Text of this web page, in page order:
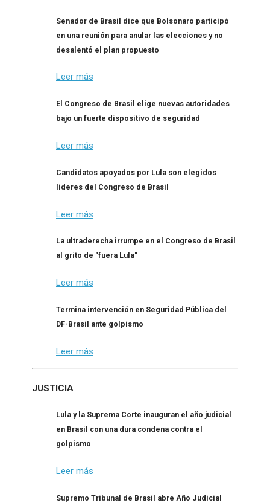
Senador de Brasil dice que Bolsonaro participó
en una reunión para anular las elecciones y no
desalentó el plan propuesto
Leer más
El Congreso de Brasil elige nuevas autoridades
bajo un fuerte dispositivo de seguridad
Leer más
Candidatos apoyados por Lula son elegidos
líderes del Congreso de Brasil
Leer más
La ultraderecha irrumpe en el Congreso de Brasil
al grito de "fuera Lula"
Leer más
Termina intervención en Seguridad Pública del
DF-Brasil ante golpismo
Leer más
JUSTICIA
Lula y la Suprema Corte inauguran el año judicial
en Brasil con una dura condena contra el
golpismo
Leer más
Supremo Tribunal de Brasil abre Año Judicial